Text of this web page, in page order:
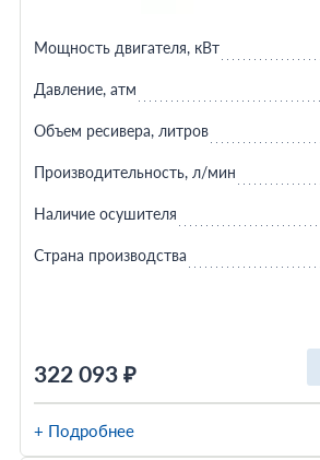
322 093 ₽
Мощность двигателя, кВт
Давление, атм
Объем ресивера, литров
Производительность, л/мин
Наличие осушителя
Страна производства
+ Подробнее